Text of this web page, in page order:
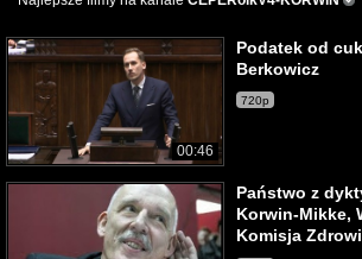
00:46
Podatek od
Berkowicz
720p
Państwo z
Korwin-Mikke,
Komisja